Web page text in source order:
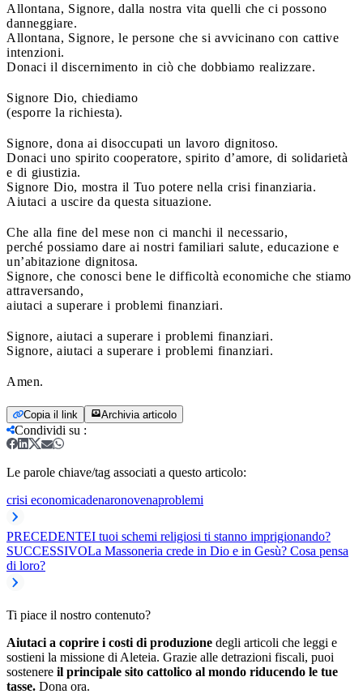
Allontana, Signore, dalla nostra vita quelli che ci possono
danneggiare.
Allontana, Signore, le persone che si avvicinano con cattive
intenzioni.
Donaci il discernimento in ciò che dobbiamo realizzare.
Signore Dio, chiediamo
(esporre la richiesta).
Signore, dona ai disoccupati un lavoro dignitoso.
Donaci uno spirito cooperatore, spirito d’amore, di solidarietà
e di giustizia.
Signore Dio, mostra il Tuo potere nella crisi finanziaria.
Aiutaci a uscire da questa situazione.
Che alla fine del mese non ci manchi il necessario,
perché possiamo dare ai nostri familiari salute, educazione e
un’abitazione dignitosa.
Signore, che conosci bene le difficoltà economiche che stiamo
attraversando,
aiutaci a superare i problemi finanziari.
Signore, aiutaci a superare i problemi finanziari.
Signore, aiutaci a superare i problemi finanziari.
Amen.
Copia il link Archivia articolo
Condividi su :
Le parole chiave/tag associati a questo articolo:
crisi economicadenaronovenaproblemi
PRECEDENTEI tuoi schemi religiosi ti stanno imprigionando?
SUCCESSIVOLa Massoneria crede in Dio e in Gesù? Cosa pensa
di loro?
Ti piace il nostro contenuto?
Aiutaci a coprire i costi di produzione degli articoli che leggi e
sostieni la missione di Aleteia. Grazie alle detrazioni fiscali, puoi
sostenere il principale sito cattolico al mondo riducendo le tue
tasse. Dona ora.